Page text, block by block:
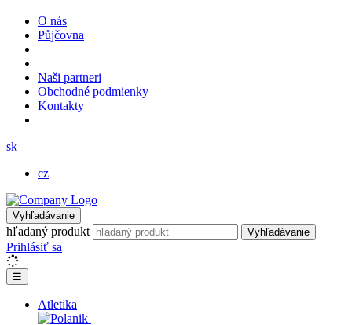
O nás
Půjčovna
Naši partneri
Obchodné podmienky
Kontakty
sk
cz
Vyhľadávanie
hľadaný produkt Vyhľadávanie
Prihlásiť sa
☰
Atletika